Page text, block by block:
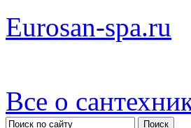
Eurosan-spa.ru
Все о